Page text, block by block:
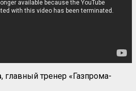
, главный тренер «Газпрома-